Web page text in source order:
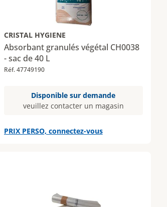
CRISTAL HYGIENE
Absorbant granulés végétal CH0038
- sac de 40 L
Réf. 47749190
Disponible sur demande
veuillez contacter un magasin
PRIX PERSO, connectez-vous